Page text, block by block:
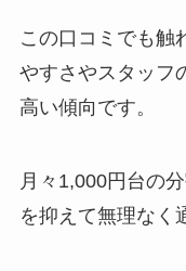
この口コミでも触
やすさやスタッフ
高い傾向です。
月々1,000円台の
を抑えて無理なく